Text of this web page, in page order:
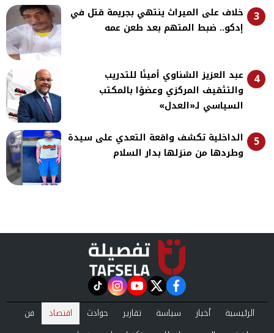
3
خلاف على الميراث ينتهي بجريمة قتل في
إدكو.. ضبط المتهم بعد طعن عمه
4
عبد العزيز الشناوي أمينًا للتدريب
والتثقيف المركزي وعضوًا بالمكتب
السياسي لـ«العدل»
5
الداخلية تكشف واقعة التعدي على سيدة
وطردها من منزلها بدار السلام
facebook
twitter
youtube
instagram
tiktok
الرئيسية أخبار سياسة تقارير حوادث اقتصاد
فن